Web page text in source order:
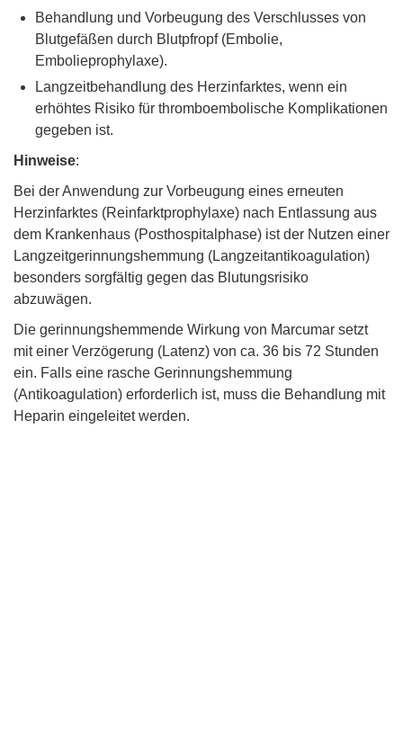
Behandlung und Vorbeugung des Verschlusses von
Blutgefäßen durch Blutpfropf (Embolie,
Embolieprophylaxe).
Langzeitbehandlung des Herzinfarktes, wenn ein
erhöhtes Risiko für thromboembolische Komplikationen
gegeben ist.
Hinweise:
Bei der Anwendung zur Vorbeugung eines erneuten
Herzinfarktes (Reinfarktprophylaxe) nach Entlassung aus
dem Krankenhaus (Posthospitalphase) ist der Nutzen einer
Langzeitgerinnungshemmung (Langzeitantikoagulation)
besonders sorgfältig gegen das Blutungsrisiko
abzuwägen.
Die gerinnungshemmende Wirkung von Marcumar setzt
mit einer Verzögerung (Latenz) von ca. 36 bis 72 Stunden
ein. Falls eine rasche Gerinnungshemmung
(Antikoagulation) erforderlich ist, muss die Behandlung mit
Heparin eingeleitet werden.